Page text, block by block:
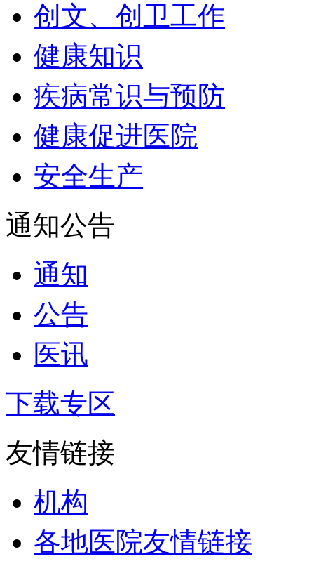
创文、创卫工作
健康知识
疾病常识与预防
健康促进医院
安全生产
通知公告
通知
公告
医讯
下载专区
友情链接
机构
各地医院友情链接